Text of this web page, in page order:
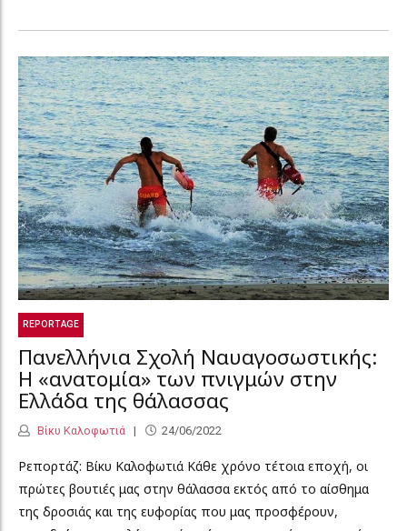
REPORTAGE
Πανελλήνια Σχολή Ναυαγοσωστικής:
Η «ανατομία» των πνιγμών στην
Ελλάδα της θάλασσας
Βίκυ Καλοφωτιά 24/06/2022
Ρεπορτάζ: Βίκυ Καλοφωτιά Κάθε χρόνο τέτοια εποχή, οι
πρώτες βουτιές μας στην θάλασσα εκτός από το αίσθημα
της δροσιάς και της ευφορίας που μας προσφέρουν,